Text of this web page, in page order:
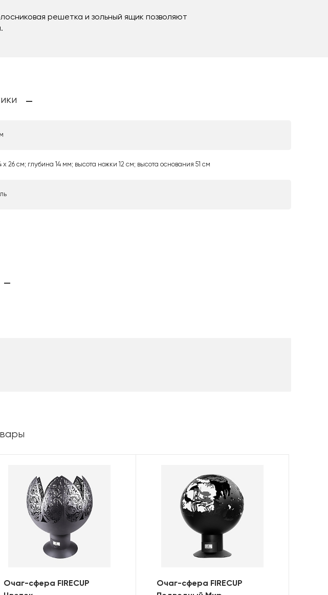
решетка и зольный ящик позволяют
х 26 см; глубина 14 мм; высота ножки 12 см; высота основания 51 см
Очаг-сфера FIRECUP
Очаг-сфера FIRECUP